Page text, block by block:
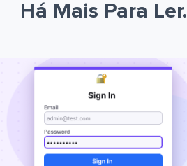
Há Mais Para Ler.